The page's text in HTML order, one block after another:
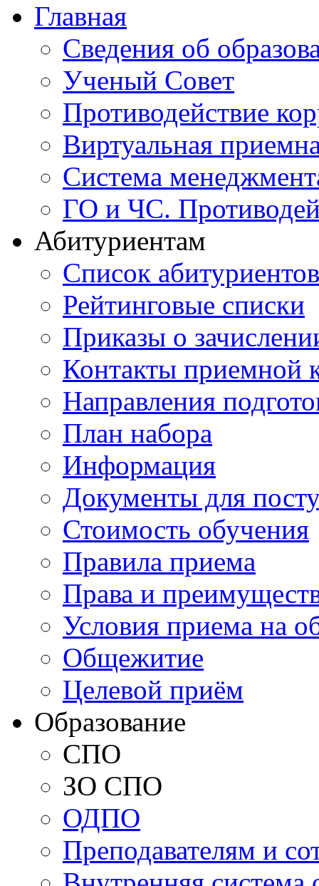
Главная
Сведения об
Ученый Совет
Противодействие
Виртуальная
Система
ГО и ЧС.
Абитуриентам
Список абитуриентов
Рейтинговые списки
Приказы о
Контакты приемной
Направления
План набора
Информация
Документы для
Стоимость обучения
Правила приема
Права и
Условия приема на
Общежитие
Целевой приём
Образование
СПО
ЗО СПО
ОДПО
Преподавателям и